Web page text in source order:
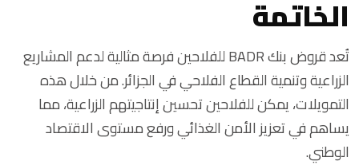
الخاتمة
تُعد قروض بنك BADR للفلاحين فرصة مثالية لدعم المشاريع
الزراعية وتنمية القطاع الفلاحي في الجزائر. من خلال هذه
التمويلات، يمكن للفلاحين تحسين إنتاجيتهم الزراعية، مما
يساهم في تعزيز الأمن الغذائي ورفع مستوى الاقتصاد
الوطني.